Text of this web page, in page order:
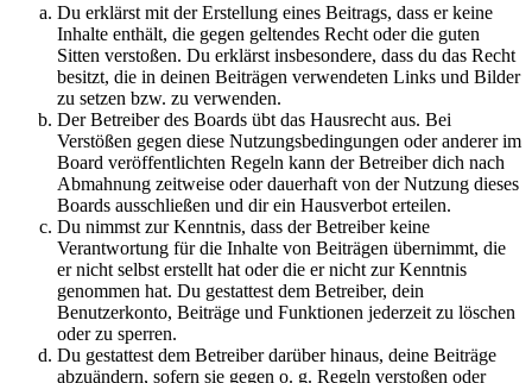
Du erklärst mit der Erstellung eines Beitrags, dass er keine
Inhalte enthält, die gegen geltendes Recht oder die guten
Sitten verstoßen. Du erklärst insbesondere, dass du das Recht
besitzt, die in deinen Beiträgen verwendeten Links und Bilder
zu setzen bzw. zu verwenden.
Der Betreiber des Boards übt das Hausrecht aus. Bei
Verstößen gegen diese Nutzungsbedingungen oder anderer im
Board veröffentlichten Regeln kann der Betreiber dich nach
Abmahnung zeitweise oder dauerhaft von der Nutzung dieses
Boards ausschließen und dir ein Hausverbot erteilen.
Du nimmst zur Kenntnis, dass der Betreiber keine
Verantwortung für die Inhalte von Beiträgen übernimmt, die
er nicht selbst erstellt hat oder die er nicht zur Kenntnis
genommen hat. Du gestattest dem Betreiber, dein
Benutzerkonto, Beiträge und Funktionen jederzeit zu löschen
oder zu sperren.
Du gestattest dem Betreiber darüber hinaus, deine Beiträge
abzuändern, sofern sie gegen o. g. Regeln verstoßen oder